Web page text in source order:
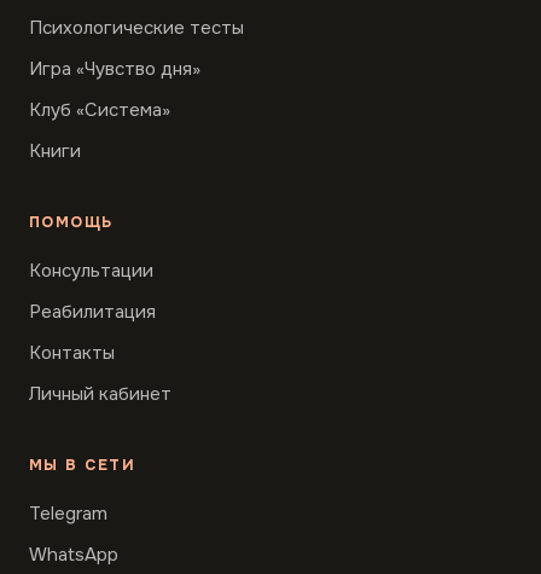
Психологические тесты
Игра «Чувство дня»
Клуб «Система»
Книги
ПОМОЩЬ
Консультации
Реабилитация
Контакты
Личный кабинет
МЫ В СЕТИ
Telegram
WhatsApp